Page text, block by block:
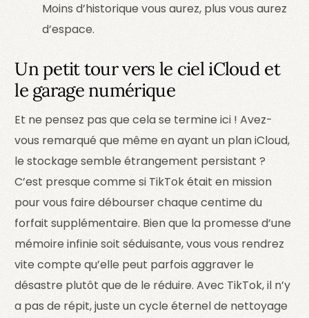
Moins d’historique vous aurez, plus vous aurez
d’espace.
Un petit tour vers le ciel iCloud et
le garage numérique
Et ne pensez pas que cela se termine ici ! Avez-
vous remarqué que même en ayant un plan iCloud,
le stockage semble étrangement persistant ?
C’est presque comme si TikTok était en mission
pour vous faire débourser chaque centime du
forfait supplémentaire. Bien que la promesse d’une
mémoire infinie soit séduisante, vous vous rendrez
vite compte qu’elle peut parfois aggraver le
désastre plutôt que de le réduire. Avec TikTok, il n’y
a pas de répit, juste un cycle éternel de nettoyage